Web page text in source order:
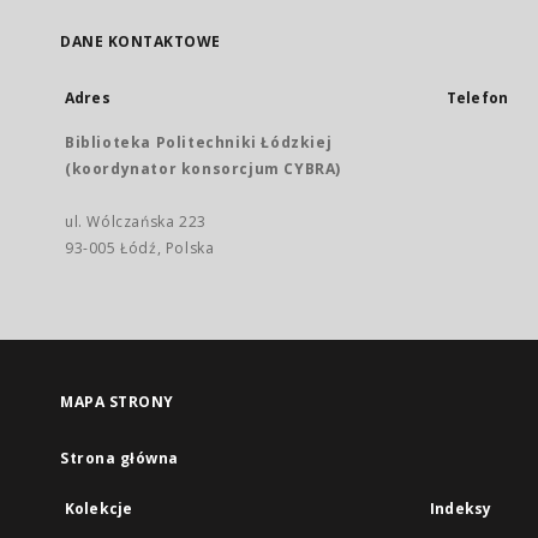
DANE KONTAKTOWE
Adres
Biblioteka Politechniki Łódzkiej
(koordynator konsorcjum CYBRA)
ul. Wólczańska 223
93-005 Łódź, Polska
Telefon
MAPA STRONY
Strona główna
Kolekcje Indeksy